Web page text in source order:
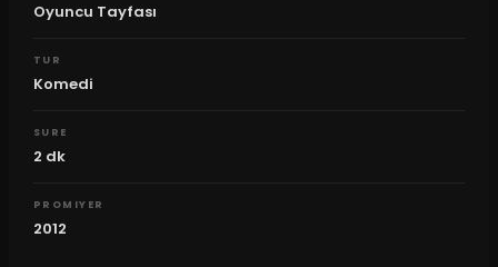
Oyuncu Tayfası
TUR
Komedi
SURE
2 dk
PROMIYER
2012